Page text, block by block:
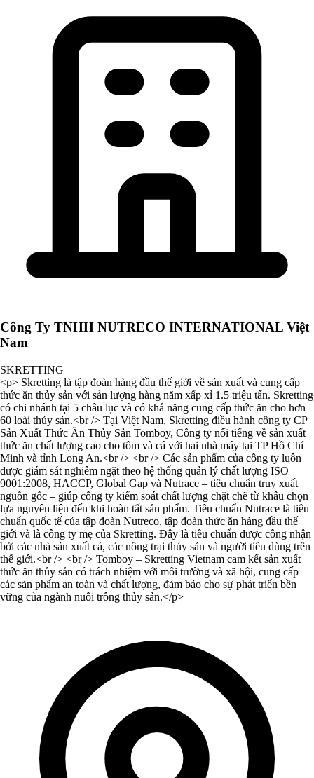
Công Ty TNHH NUTRECO INTERNATIONAL Việt
Nam
SKRETTING
<p> Skretting là tập đoàn hàng đầu thế giới về sản xuất và cung cấp
thức ăn thủy sản với sản lượng hàng năm xấp xỉ 1.5 triệu tấn. Skretting
có chi nhánh tại 5 châu lục và có khả năng cung cấp thức ăn cho hơn
60 loài thủy sản.<br /> Tại Việt Nam, Skretting điều hành công ty CP
Sản Xuất Thức Ăn Thủy Sản Tomboy, Công ty nổi tiếng về sản xuất
thức ăn chất lượng cao cho tôm và cá với hai nhà máy tại TP Hồ Chí
Minh và tỉnh Long An.<br /> <br /> Các sản phẩm của công ty luôn
được giám sát nghiêm ngặt theo hệ thống quản lý chất lượng ISO
9001:2008, HACCP, Global Gap và Nutrace – tiêu chuẩn truy xuất
nguồn gốc – giúp công ty kiểm soát chất lượng chặt chẽ từ khâu chọn
lựa nguyên liệu đến khi hoàn tất sản phẩm. Tiêu chuẩn Nutrace là tiêu
chuẩn quốc tế của tập đoàn Nutreco, tập đoàn thức ăn hàng đầu thế
giới và là công ty mẹ của Skretting. Ðây là tiêu chuẩn được công nhận
bởi các nhà sản xuất cá, các nông trại thủy sản và người tiêu dùng trên
thế giới.<br /> <br /> Tomboy – Skretting Vietnam cam kết sản xuất
thức ăn thủy sản có trách nhiệm với môi trường và xã hội, cung cấp
các sản phẩm an toàn và chất lượng, đảm bảo cho sự phát triển bền
vững của ngành nuôi trồng thủy sản.</p>